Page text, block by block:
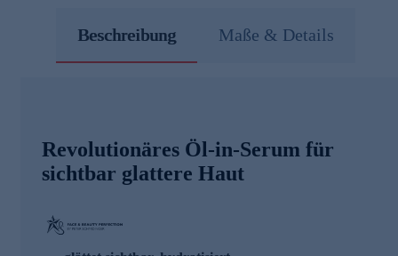
Beschreibung Maße & Details
Revolutionäres Öl-in-Serum für
sichtbar glattere Haut